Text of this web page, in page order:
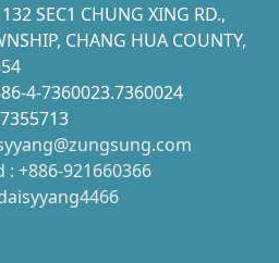
SEC1 CHUNG XING RD.,
CHANG HUA COUNTY,
4-7360023.7360024
+886-921660366